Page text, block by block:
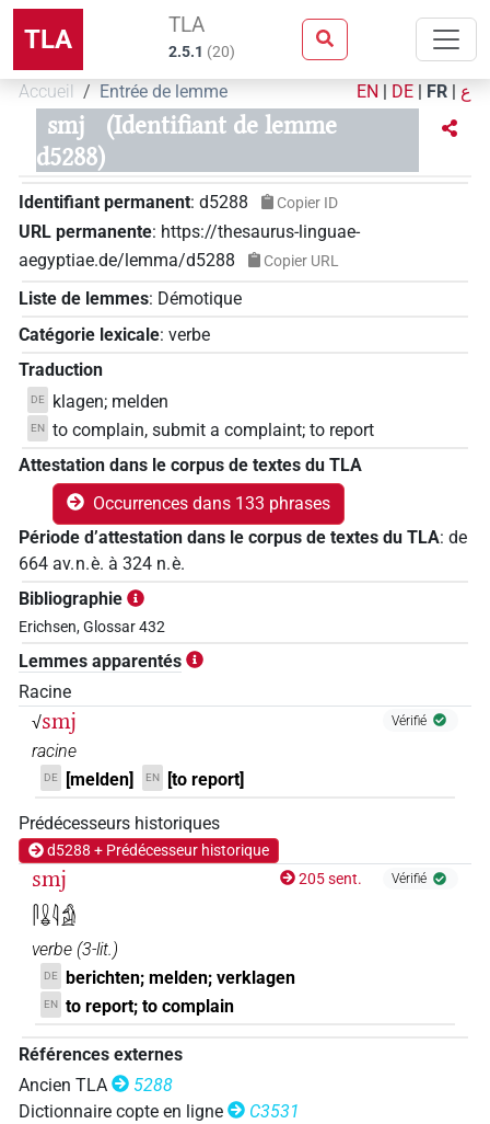
TLA TLA
2.5.1 (20)
Accueil Entrée de lemme EN | DE | FR | ع
smj
(Identifiant de lemme
d5288)
Identifiant permanent: d5288 Copier ID
URL permanente: https://thesaurus-linguae-
aegyptiae.de/lemma/d5288
Copier URL
Liste de lemmes: Démotique
Catégorie lexicale: verbe
Traduction
DE klagen; melden
EN to complain, submit a complaint; to report
Attestation dans le corpus de textes du TLA
Occurrences dans 133 phrases
Période d’attestation dans le corpus de textes du TLA: de
664 av. n. è. à 324 n. è.
Bibliographie
Erichsen, Glossar 432
Lemmes apparentés
Racine
√smj Vérifié
racine
DE [melden] EN [to report]
Prédécesseurs historiques
d5288 + Prédécesseur historique
smj
𓋴𓏇𓇋𓀁
205 sent. Vérifié
verbe (3-lit.)
DE berichten; melden; verklagen
EN to report; to complain
Références externes
Ancien TLA
5288
Dictionnaire copte en ligne
C3531